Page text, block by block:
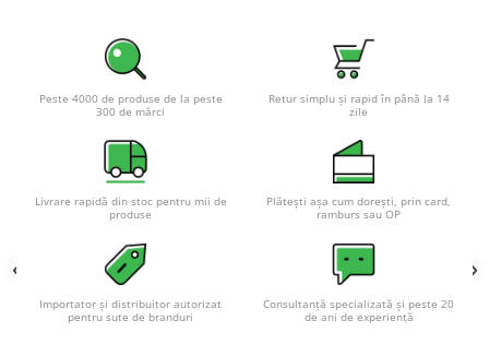
Turbine eoliene pentru casă
Acumulatori VRLA AGM/GEL /
Tractiune / LiFePo4
Baterii si acumulatori gel si VRLA
Baterii si acumulatori AGM VRLA
de 6-12 V
Acumulatori Moto, ATV
AGM
Peste 4000 de produse de la peste
300 de mărci
Retur simplu și rapid în până la 14
zile
Livrare rapidă din stoc pentru mii de
produse
Plătești așa cum dorești, prin card,
ramburs sau OP
Importator și distribuitor autorizat
pentru sute de branduri
Consultanță specializată și peste 20
de ani de experiență